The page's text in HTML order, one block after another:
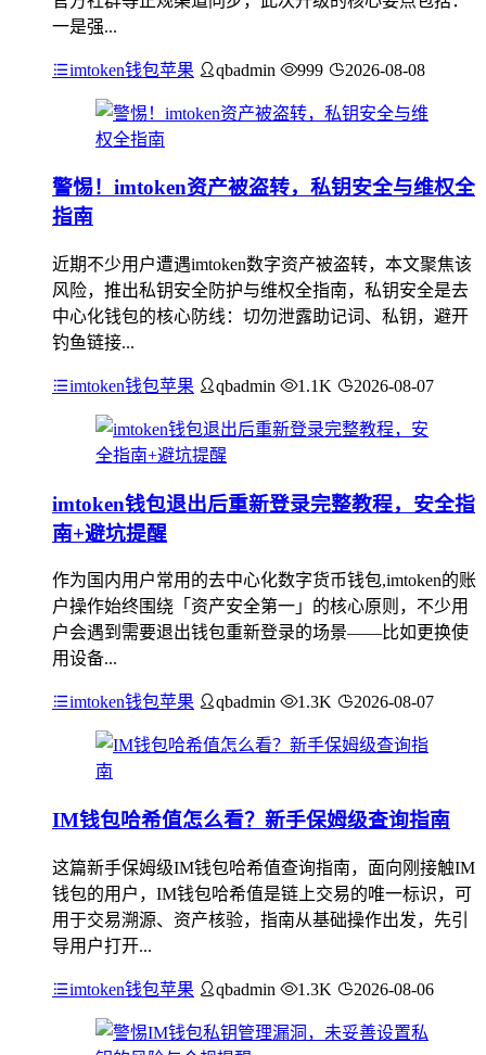
一是强...
imtoken钱包苹果 qbadmin 999 2026-08-08
警惕！imtoken资产被盗转，私钥安全与维权全
指南
近期不少用户遭遇imtoken数字资产被盗转，本文聚焦该
风险，推出私钥安全防护与维权全指南，私钥安全是去
中心化钱包的核心防线：切勿泄露助记词、私钥，避开
钓鱼链接...
imtoken钱包苹果 qbadmin 1.1K 2026-08-07
imtoken钱包退出后重新登录完整教程，安全指
南+避坑提醒
作为国内用户常用的去中心化数字货币钱包,imtoken的账
户操作始终围绕「资产安全第一」的核心原则，不少用
户会遇到需要退出钱包重新登录的场景——比如更换使
用设备...
imtoken钱包苹果 qbadmin 1.3K 2026-08-07
IM钱包哈希值怎么看？新手保姆级查询指南
这篇新手保姆级IM钱包哈希值查询指南，面向刚接触IM
钱包的用户，IM钱包哈希值是链上交易的唯一标识，可
用于交易溯源、资产核验，指南从基础操作出发，先引
导用户打开...
imtoken钱包苹果 qbadmin 1.3K 2026-08-06